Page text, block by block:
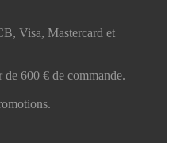
Visa, Mastercard et
600 € de commande.